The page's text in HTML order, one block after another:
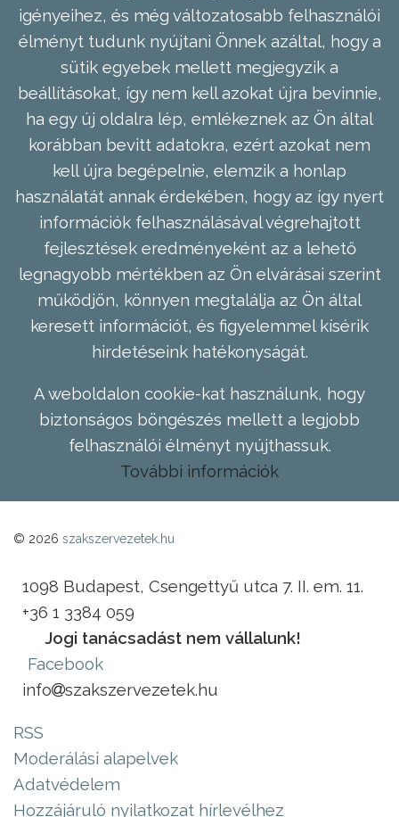
igényeihez, és még változatosabb felhasználói
élményt tudunk nyújtani Önnek azáltal, hogy a
sütik egyebek mellett megjegyzik a
beállításokat, így nem kell azokat újra bevinnie,
ha egy új oldalra lép, emlékeznek az Ön által
korábban bevitt adatokra, ezért azokat nem
kell újra begépelnie, elemzik a honlap
használatát annak érdekében, hogy az így nyert
információk felhasználásával végrehajtott
fejlesztések eredményeként az a lehető
legnagyobb mértékben az Ön elvárásai szerint
működjön, könnyen megtalálja az Ön által
keresett információt, és figyelemmel kísérik
hirdetéseink hatékonyságát.
A weboldalon cookie-kat használunk, hogy
biztonságos böngészés mellett a legjobb
felhasználói élményt nyújthassuk.
További információk
© 2026 szakszervezetek.hu
1098 Budapest, Csengettyű utca 7. II. em. 11.
+36 1 3384 059
Jogi tanácsadást nem vállalunk!
Facebook
info
szakszervezetek.hu
RSS
Moderálási alapelvek
Adatvédelem
Hozzájáruló nyilatkozat hírlevélhez